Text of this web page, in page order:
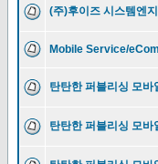
(주)후이즈 시스템엔
Mobile Service/
탄탄한 퍼블리싱 모
탄탄한 퍼블리싱 모